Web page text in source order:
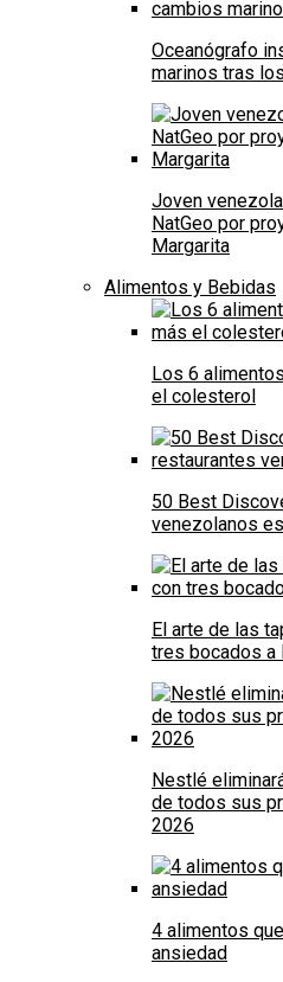
Oceanógrafo
marinos tras
Joven
NatGeo por
Margarita
Alimentos y Bebidas
Los 6
el colesterol
50 Best
venezolanos
El arte de las
tres bocados a
Nestlé
de todos sus
2026
4 alimentos
ansiedad